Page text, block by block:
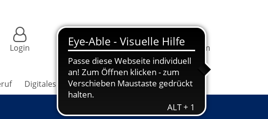
Login
1 Ihrem
Warenkorb
befindet
sich
1
Kurs
Information Programm
Digitales Grundbildung Jugendkunstschule